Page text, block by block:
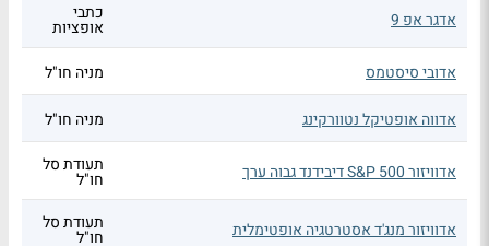
אדגר אפ 9 כתבי
אופציות
אדובי סיסטמס
מניה חו"ל
אדווה אופטיקל נטוורקינג מניה חו"ל
אדוויזור S&P 500 דיבידנד גבוה ערך תעודת סל
חו"ל
אדוויזור מנג'ד אסטרטגיה אופטימלית תעודת סל
חו"ל